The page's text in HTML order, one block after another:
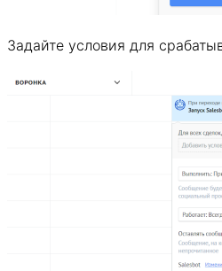
Задайте условия для